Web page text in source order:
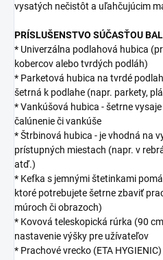
vysatých nečistôt a uľahčujúcim
PRÍSLUŠENSTVO SÚČASŤOU
* Univerzálna podlahová hubica
kobercov alebo tvrdých podláh)
* Parketová hubica na tvrdé
šetrná k podlahe (napr. parkety,
* Vankúšová hubica - šetrne
čalúnenie či vankúše
* Štrbinová hubica - je vhodná na
prístupných miestach (napr. v
atď.)
* Kefka s jemnými štetinkami
ktoré potrebujete šetrne zbaviť
múroch či obrazoch)
* Kovová teleskopická rúrka (90
nastavenie výšky pre užívateľov
* Prachové vrecko (ETA HYGIENIC)